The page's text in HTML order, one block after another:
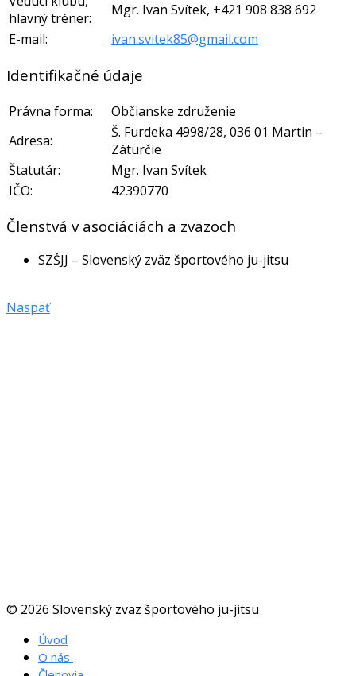
hlavný tréner:
Mgr. Ivan Svítek, +421 908 838 692
E-mail:
ivan.svitek85@gmail.com
Identifikačné údaje
Právna forma:
Občianske združenie
Adresa:
Š. Furdeka 4998/28, 036 01 Martin –
Záturčie
Štatutár:
Mgr. Ivan Svítek
IČO:
42390770
Členstvá v asociáciách a zväzoch
SZŠJJ – Slovenský zväz športového ju-jitsu
Naspäť
© 2026 Slovenský zväz športového ju-jitsu
Úvod
O nás